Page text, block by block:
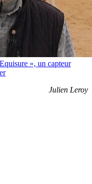
», un capteur
Julien Leroy